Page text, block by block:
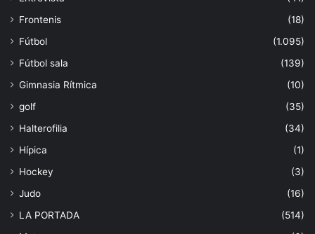
Frontenis
(18)
Fútbol
(1.095)
Fútbol sala
(139)
Gimnasia Rítmica
(10)
golf
(35)
Halterofilia
(34)
Hípica
(1)
Hockey
(3)
Judo
(16)
LA PORTADA
(514)